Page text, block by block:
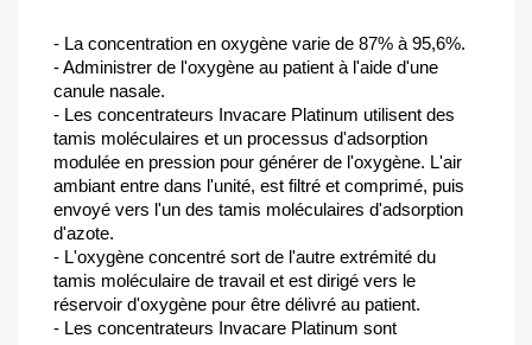
- La concentration en oxygène varie de 87% à 95,6%.
- Administrer de l'oxygène au patient à l'aide d'une
canule nasale.
- Les concentrateurs Invacare Platinum utilisent des
tamis moléculaires et un processus d'adsorption
modulée en pression pour générer de l'oxygène. L'air
ambiant entre dans l'unité, est filtré et comprimé, puis
envoyé vers l'un des tamis moléculaires d'adsorption
d'azote.
- L'oxygène concentré sort de l'autre extrémité du
tamis moléculaire de travail et est dirigé vers le
réservoir d'oxygène pour être délivré au patient.
- Les concentrateurs Invacare Platinum sont